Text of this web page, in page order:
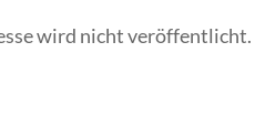
wird nicht veröffentlicht.